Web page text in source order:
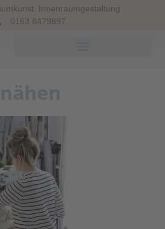
Innenraumgestaltung.
0163 8479897